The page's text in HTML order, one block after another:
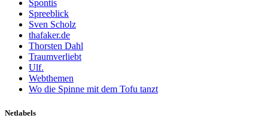
Spontis
Spreeblick
Sven Scholz
thafaker.de
Thorsten Dahl
Traumverliebt
Ulf.
Webthemen
Wo die Spinne mit dem Tofu tanzt
Netlabels